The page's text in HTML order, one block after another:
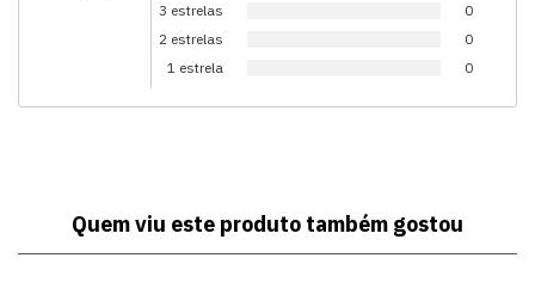
3 estrelas
0
2 estrelas
0
1 estrela
0
Quem viu este produto também gostou